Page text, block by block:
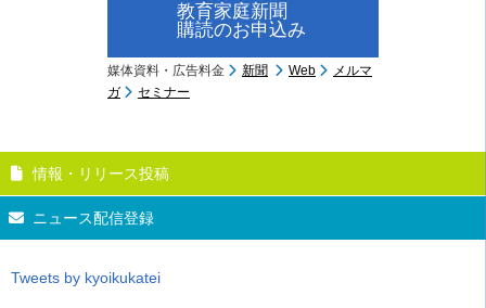
教育家庭新聞
購読のお申込み
媒体資料・広告料金 新聞 Web
メルマ
ガ
セミナー
情報・リリース投稿
ニュース配信登録
Tweets by kyoikukatei